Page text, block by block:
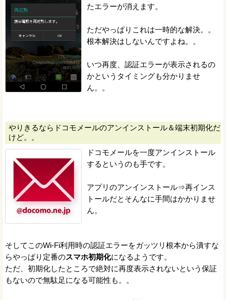
たエラーが消えます。
ただやっぱりこれは一時的な解決。。
根本解決はしないんですよね。。
いつ再度、認証エラーが表示されるの
かというタイミングも分かりませ
ん。。
やりきるならドコモメールのアンインストール＆端末初期化だ
けど。。
ドコモメールを一度アンインストール
するというのも手です。
アプリのアンインストール⇒再インス
トールだとそんなに手間はかかりませ
ん。
そしてこのWi-Fi利用時の認証エラーをガッツリ根本から潰すな
らやっぱり定番のスマホ初期化になるようです。
ただ、初期化したところで絶対に再度表示されないという保証
もないので無駄足になる可能性も。。